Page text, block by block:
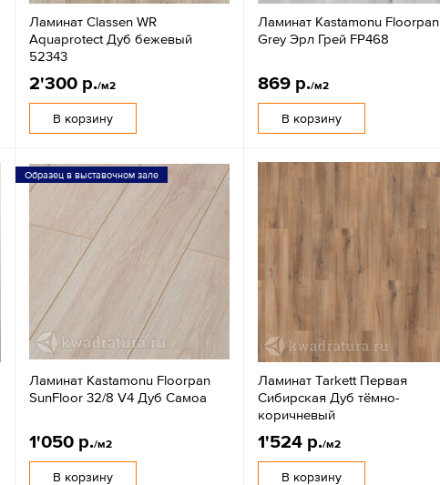
Ламинат Classen WR
Aquaprotect Дуб бежевый
52343
2'300 р./м2
В корзину
Ламинат Kastamonu Floorpan
Grey Эрл Грей FP468
869 р./м2
В корзину
Образец в выставочном зале
Ламинат Kastamonu Floorpan
SunFloor 32/8 V4 Дуб Самоа
1'050 р./м2
В корзину
Ламинат Tarkett Первая
Сибирская Дуб тёмно-
коричневый
1'524 р./м2
В корзину